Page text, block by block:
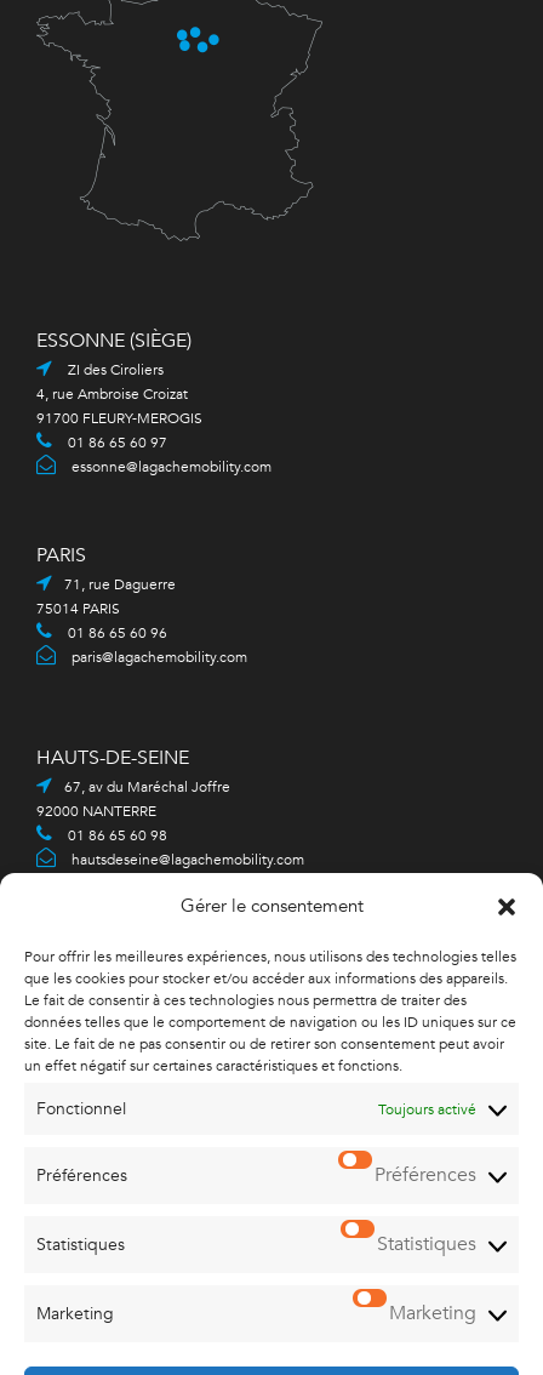
Gérer le consentement
Pour offrir les meilleures expériences, nous utilisons des technologies telles
que les cookies pour stocker et/ou accéder aux informations des appareils.
Le fait de consentir à ces technologies nous permettra de traiter des
données telles que le comportement de navigation ou les ID uniques sur ce
site. Le fait de ne pas consentir ou de retirer son consentement peut avoir
un effet négatif sur certaines caractéristiques et fonctions.
Fonctionnel Toujours activé
Préférences Préférences
Statistiques Statistiques
Marketing Marketing
ESSONNE (SIÈGE)
ZI des Ciroliers
4, rue Ambroise Croizat
91700 FLEURY-MEROGIS
01 86 65 60 97
essonne@lagachemobility.com
PARIS
71, rue Daguerre
75014 PARIS
01 86 65 60 96
paris@lagachemobility.com
HAUTS-DE-SEINE
67, av du Maréchal Joffre
92000 NANTERRE
01 86 65 60 98
hautsdeseine@lagachemobility.com
YVELINES
18, bvd Libération
78220 VIROFLAY
01 86 65 60 95
SEINE ET MARNE
1015, rue du Maréchal Juin
77000 MELUN - VAUX LE PENIL
seineetmarne@lagachemobility.com